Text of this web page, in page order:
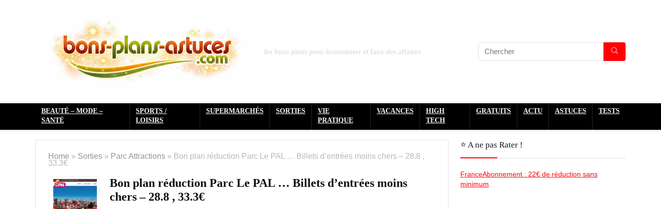
les bons plans pour économiser et faire des affaires
BEAUTÉ – MODE –
SANTÉ
SPORTS /
LOISIRS
SUPERMARCHÉS SORTIES
VIE
PRATIQUE
VACANCES
HIGH
TECH
GRATUITS ACTU ASTUCES TESTS
Home » Sorties » Parc Attractions » Bon plan réduction Parc Le PAL … Billets d’entrées moins chers – 28.8 ,
33.3€
Bon plan réduction Parc Le PAL … Billets d’entrées moins
chers – 28.8 , 33.3€
⭐️ A ne pas Rater !
FranceAbonnement : 22€ de réduction sans
minimum